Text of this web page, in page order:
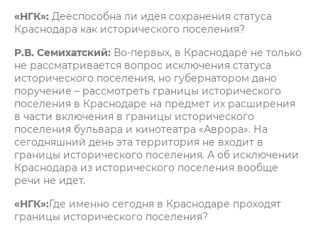
«НГК»: Дееспособна ли идея сохранения статуса
Краснодара как исторического поселения?
Р.В. Семихатский: Во-первых, в Краснодаре не только
не рассматривается вопрос исключения статуса
исторического поселения, но губернатором дано
поручение – рассмотреть границы исторического
поселения в Краснодаре на предмет их расширения
в части включения в границы исторического
поселения бульвара и кинотеатра «Аврора». На
сегодняшний день эта территория не входит в
границы исторического поселения. А об исключении
Краснодара из исторического поселения вообще
речи не идет.
«НГК»:Где именно сегодня в Краснодаре проходят
границы исторического поселения?